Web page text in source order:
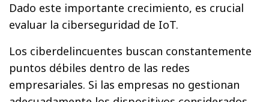
Dado este importante crecimiento, es crucial
evaluar la ciberseguridad de IoT.
Los ciberdelincuentes buscan constantemente
puntos débiles dentro de las redes
empresariales. Si las empresas no gestionan